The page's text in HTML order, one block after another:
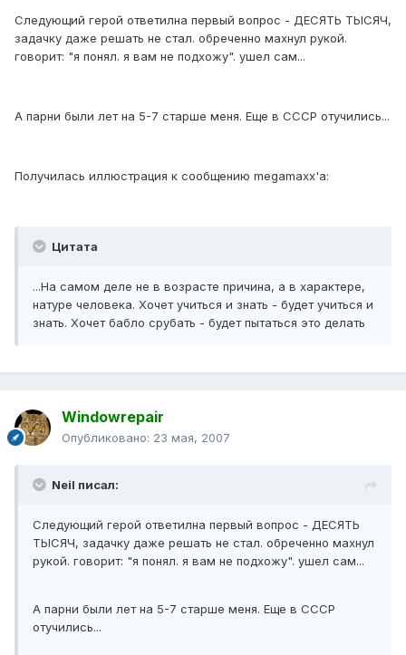
Следующий герой ответилна первый вопрос - ДЕСЯТЬ ТЫСЯЧ,
задачку даже решать не стал. обреченно махнул рукой.
говорит: "я понял. я вам не подхожу". ушел сам...
А парни были лет на 5-7 старше меня. Еще в СССР отучились...
Получилась иллюстрация к сообщению megamaxx'a:
Цитата
...На самом деле не в возрасте причина, а в характере,
натуре человека. Хочет учиться и знать - будет учиться и
знать. Хочет бабло срубать - будет пытаться это делать
Windowrepair
Опубликовано: 23 мая, 2007
Neil писал:
Следующий герой ответилна первый вопрос - ДЕСЯТЬ
ТЫСЯЧ, задачку даже решать не стал. обреченно махнул
рукой. говорит: "я понял. я вам не подхожу". ушел сам...
А парни были лет на 5-7 старше меня. Еще в СССР
отучились...